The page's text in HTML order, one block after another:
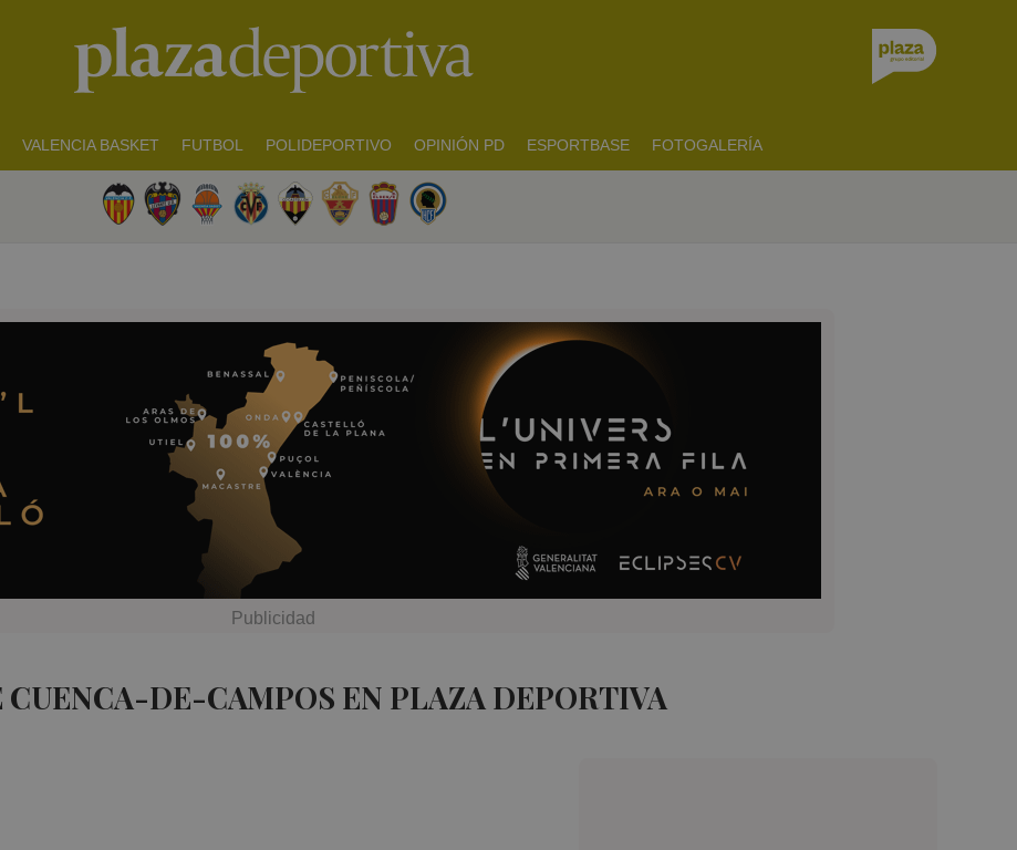
VALENCIA BASKET FUTBOL POLIDEPORTIVO OPINIÓN PD ESPORTBASE FOTOGALERÍA
DE-CAMPOS EN PLAZA DEPORTIVA